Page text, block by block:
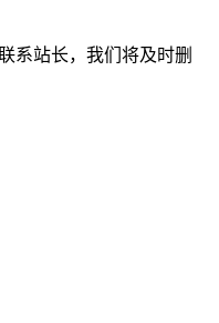
系站长，我们将及时删